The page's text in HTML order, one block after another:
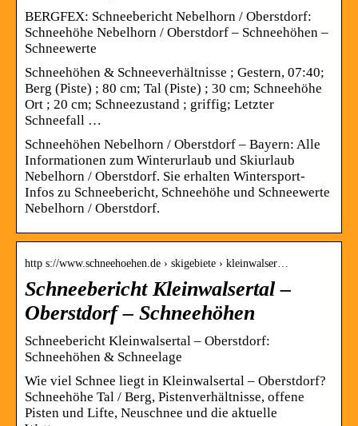
BERGFEX: Schneebericht Nebelhorn / Oberstdorf:
Schneehöhe Nebelhorn / Oberstdorf – Schneehöhen –
Schneewerte
Schneehöhen & Schneeverhältnisse ; Gestern, 07:40;
Berg (Piste) ; 80 cm; Tal (Piste) ; 30 cm; Schneehöhe
Ort ; 20 cm; Schneezustand ; griffig; Letzter
Schneefall …
Schneehöhen Nebelhorn / Oberstdorf – Bayern: Alle
Informationen zum Winterurlaub und Skiurlaub
Nebelhorn / Oberstdorf. Sie erhalten Wintersport-
Infos zu Schneebericht, Schneehöhe und Schneewerte
Nebelhorn / Oberstdorf.
http s://www.schneehoehen.de › skigebiete › kleinwalser…
Schneebericht Kleinwalsertal –
Oberstdorf – Schneehöhen
Schneebericht Kleinwalsertal – Oberstdorf:
Schneehöhen & Schneelage
Wie viel Schnee liegt in Kleinwalsertal – Oberstdorf?
Schneehöhe Tal / Berg, Pistenverhältnisse, offene
Pisten und Lifte, Neuschnee und die aktuelle